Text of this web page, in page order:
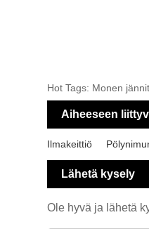
Hot Tags: Monen
Aiheeseen
Ilmakeittiö
Lähetä kysely
Ole hyvä ja lähetä